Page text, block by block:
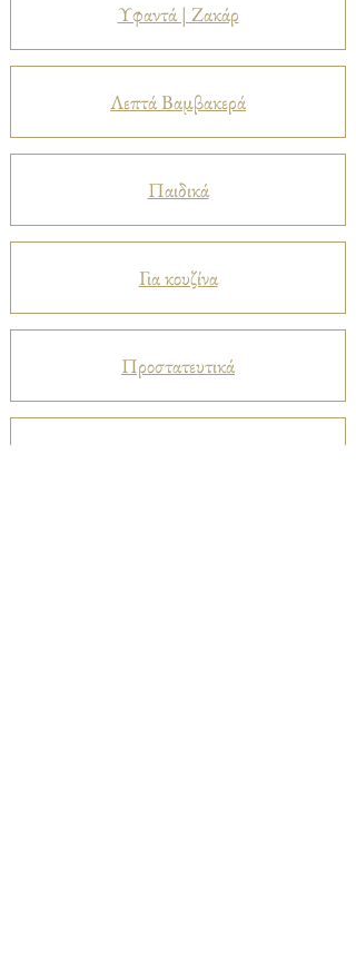
Υφαντά | Ζακάρ
Λεπτά Βαμβακερά
Παιδικά
Για κουζίνα
Προστατευτικά